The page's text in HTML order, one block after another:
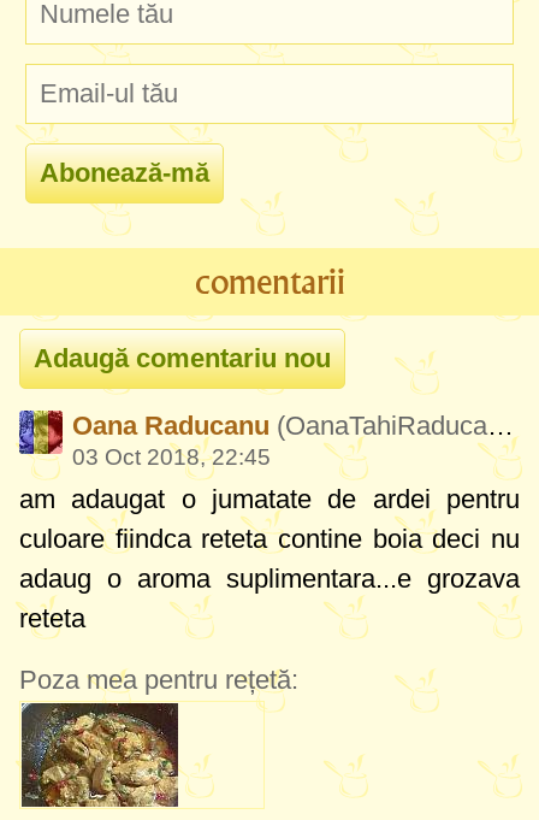
comentarii
Oana Raducanu (OanaTahiRaducanu791)
03 Oct 2018, 22:45
am adaugat o jumatate de ardei pentru
culoare fiindca reteta contine boia deci nu
adaug o aroma suplimentara...e grozava
reteta
Poza mea pentru rețetă: